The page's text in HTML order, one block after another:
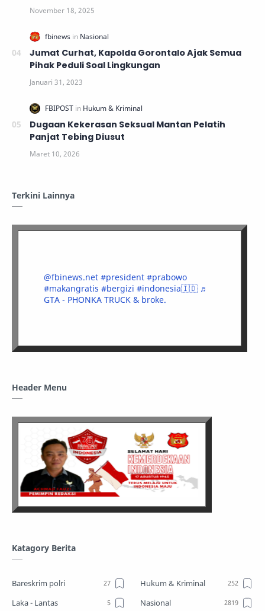
Jumat Curhat, Kapolda Gorontalo Ajak Semua
Pihak Peduli Soal Lingkungan
Dugaan Kekerasan Seksual Mantan Pelatih
Panjat Tebing Diusut
Terkini Lainnya
@fbinews.net #president #prabowo
#makangratis #bergizi #indonesia🇮🇩 ♬
GTA - PHONKA TRUCK & broke.
Header Menu
Katagory Berita
Bareskrim polri
Hukum & Kriminal
Laka - Lantas
Nasional